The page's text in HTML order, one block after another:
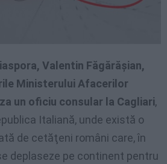
Valentin Făgărăşian,
Ministerului Afacerilor
un oficiu consular la Cagliari,
Italiană, unde există o
de cetăţeni români care, în
deplaseze pe continent pentru